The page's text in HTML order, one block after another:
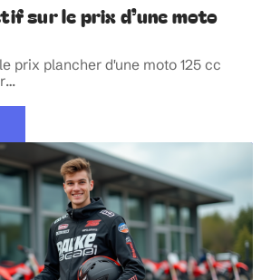
sur le prix d’une moto
prix plancher d'une moto 125 cc
…